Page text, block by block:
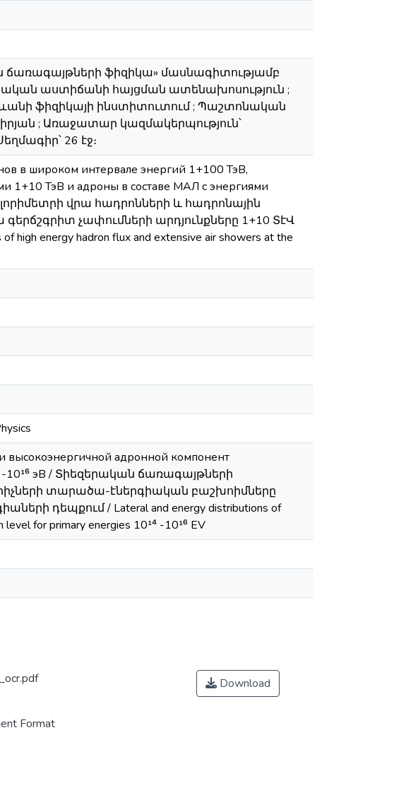
ճառագայթների ֆիզիկա» մասնագիտությամբ
աստիճանի հայցման ատենախոսություն ;
ֆիզիկայի ինստիտուտում ; Պաշտոնական
; Առաջատար կազմակերպություն՝
26 էջ։
в широком интервале энергий 1+100 ТэВ,
1+10 ТэВ и адроны в составе МАЛ с энергиями
վրա հադրոնների և հադրոնային
չափումների արդյունքները 1+10 ՏէՎ
energy hadron flux and extensive air showers at the
высокоэнергичной адронной компонент
-10¹⁶ эВ / Տիեզերական ճառագայթների
տարածա-էներգիական բաշխոիմները
դեպքում / Lateral and energy distributions of
for primary energies 10¹⁴ -10¹⁶ EV
Format
Download